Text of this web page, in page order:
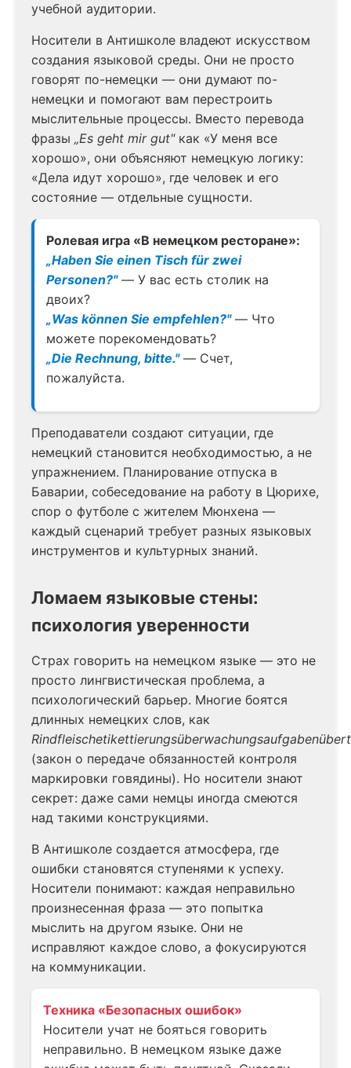
учебной аудитории.
Носители в Антишколе владеют искусством
создания языковой среды. Они не просто
говорят по-немецки — они думают по-
немецки и помогают вам перестроить
мыслительные процессы. Вместо перевода
фразы „Es geht mir gut"как «У меня все
хорошо», они объясняют немецкую логику:
«Дела идут хорошо», где человек и его
состояние — отдельные сущности.
Ролевая игра «В немецком ресторане»:
„Haben Sie einen Tisch für zwei
Personen?"— У вас есть столик на
двоих?
„Was können Sie empfehlen?"— Что
можете порекомендовать?
„Die Rechnung, bitte."— Счет,
пожалуйста.
Преподаватели создают ситуации, где
немецкий становится необходимостью, а не
упражнением. Планирование отпуска в
Баварии, собеседование на работу в Цюрихе,
спор о футболе с жителем Мюнхена —
каждый сценарий требует разных языковых
инструментов и культурных знаний.
Ломаем языковые стены:
психология уверенности
Страх говорить на немецком языке — это не
просто лингвистическая проблема, а
психологический барьер. Многие боятся
длинных немецких слов, как
(закон о передаче обязанностей контроля
маркировки говядины). Но носители знают
секрет: даже сами немцы иногда смеются
над такими конструкциями.
В Антишколе создается атмосфера, где
ошибки становятся ступенями к успеху.
Носители понимают: каждая неправильно
произнесенная фраза — это попытка
мыслить на другом языке. Они не
исправляют каждое слово, а фокусируются
на коммуникации.
Техника «Безопасных ошибок»
Носители учат не бояться говорить
неправильно. В немецком языке даже